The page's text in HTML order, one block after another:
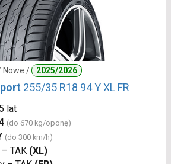
Nowe / 2025/2026
255/35 R18 94 Y XL FR
lat
(do 670 kg/oponę)
(do 300 km/h)
TAK (XL)